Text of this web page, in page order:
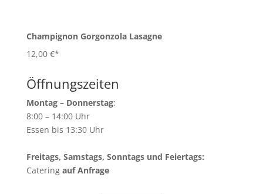
Champignon Gorgonzola Lasagne
12,00 €*
Öffnungszeiten
Montag – Donnerstag:
8:00 – 14:00 Uhr
Essen bis 13:30 Uhr
Freitags, Samstags, Sonntags und Feiertags:
Catering auf Anfrage